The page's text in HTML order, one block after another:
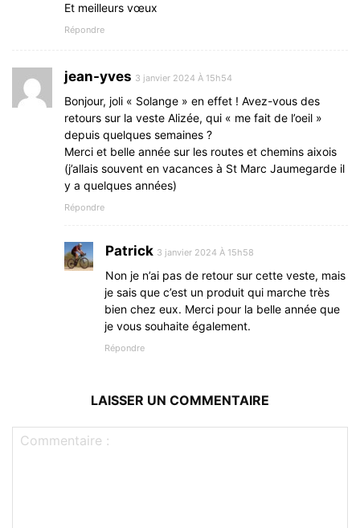
Et meilleurs vœux
Répondre
jean-yves 3 janvier 2024 À 15h54
Bonjour, joli « Solange » en effet ! Avez-vous des
retours sur la veste Alizée, qui « me fait de l’oeil »
depuis quelques semaines ?
Merci et belle année sur les routes et chemins aixois
(j’allais souvent en vacances à St Marc Jaumegarde il
y a quelques années)
Répondre
Patrick 3 janvier 2024 À 15h58
Non je n’ai pas de retour sur cette veste, mais
je sais que c’est un produit qui marche très
bien chez eux. Merci pour la belle année que
je vous souhaite également.
Répondre
LAISSER UN COMMENTAIRE